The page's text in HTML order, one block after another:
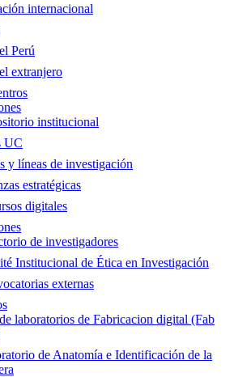
internacional
Perú
extranjero
institucional
UC
y líneas de investigación
estratégicas
digitales
de investigadores
Institucional de Ética en Investigación
externas
laboratorios de Fabricacion digital (Fab
de Anatomía e Identificación de la